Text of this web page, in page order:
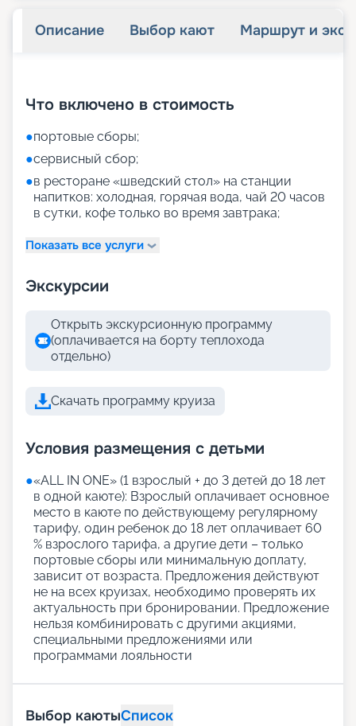
Описание Выбор кают Маршрут и
Что включено в стоимость
●портовые сборы;
●сервисный сбор;
●в ресторане «шведский стол» на станции
напитков: холодная, горячая вода, чай 20 часов
в сутки, кофе только во время завтрака;
Показать все услуги
Экскурсии
Открыть экскурсионную программу
(оплачивается на борту теплохода
отдельно)
Скачать программу круиза
Условия размещения с детьми
●«АLL IN ONE» (1 взрослый + до 3 детей до 18 лет
в одной каюте): Взрослый оплачивает основное
место в каюте по действующему регулярному
тарифу, один ребенок до 18 лет оплачивает 60
% взрослого тарифа, а другие дети – только
портовые сборы или минимальную доплату,
зависит от возраста. Предложения действуют
не на всех круизах, необходимо проверять их
актуальность при бронировании. Предложение
нельзя комбинировать с другими акциями,
специальными предложениями или
программами лояльности
Выбор каютыСписок